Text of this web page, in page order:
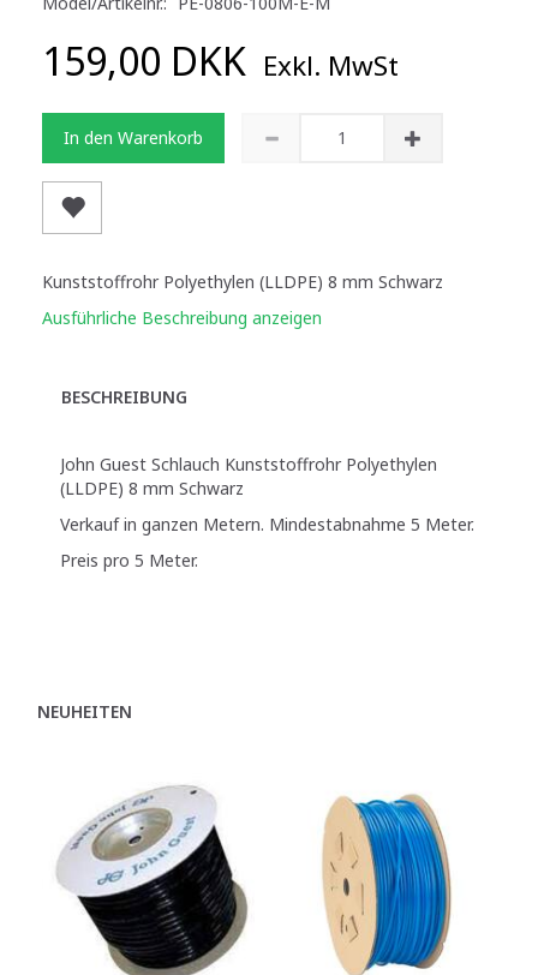
159,00 DKK Exkl. MwSt
In den Warenkorb
Kunststoffrohr Polyethylen (LLDPE) 8 mm Schwarz
Ausführliche Beschreibung anzeigen
BESCHREIBUNG
John Guest Schlauch Kunststoffrohr Polyethylen
(LLDPE) 8 mm Schwarz
Verkauf in ganzen Metern. Mindestabnahme 5 Meter.
Preis pro 5 Meter.
NEUHEITEN